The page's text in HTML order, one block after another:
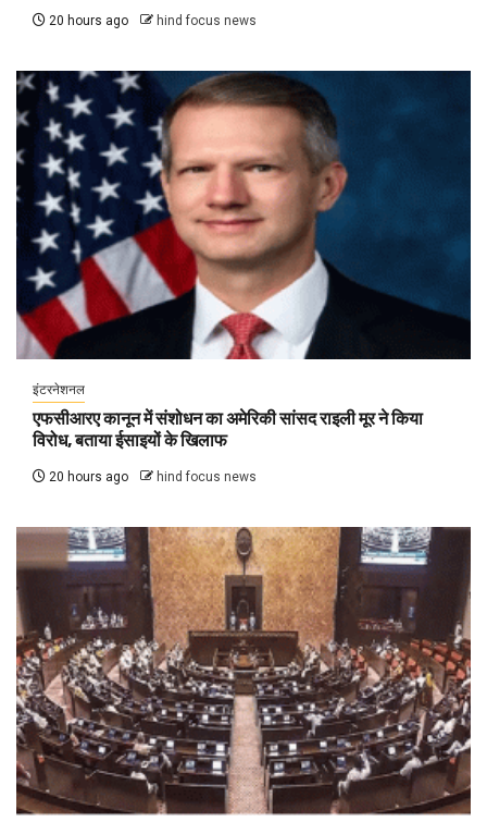
20 hours ago hind focus news
इंटरनेशनल
एफसीआरए कानून में संशोधन का अमेरिकी सांसद राइली मूर ने किया
विरोध, बताया ईसाइयों के खिलाफ
20 hours ago hind focus news